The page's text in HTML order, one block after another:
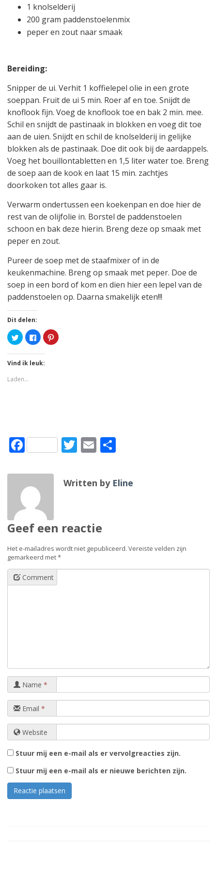
1 knolselderij
200 gram paddenstoelenmix
peper en zout naar smaak
Bereiding:
Snipper de ui. Verhit 1 koffielepel olie in een grote
soeppan. Fruit de ui 5 min. Roer af en toe. Snijdt de
knoflook fijn. Voeg de knoflook toe en bak 2 min. mee.
Schil en snijdt de pastinaak in blokken en voeg dit toe
aan de uien. Snijdt en schil de knolselderij in gelijke
blokken als de pastinaak. Doe dit ook bij de aardappels.
Voeg het bouillontabletten en 1,5 liter water toe. Breng
de soep aan de kook en laat 15 min. zachtjes
doorkoken tot alles gaar is.
Verwarm ondertussen een koekenpan en doe hier de
rest van de olijfolie in. Borstel de paddenstoelen
schoon en bak deze hierin. Breng deze op smaak met
peper en zout.
Pureer de soep met de staafmixer of in de
keukenmachine. Breng op smaak met peper. Doe de
soep in een bord of kom en dien hier een lepel van de
paddenstoelen op. Daarna smakelijk eten!!!
Dit delen:
Klik
om
delen
met
Twitter
in
een
Klik
om
delen
op
Facebook
Klik
om
Vind ik leuk:
Laden…
FacebookTwitter
Email
Written by Eline
Geef een reactie
Het e-mailadres wordt niet gepubliceerd. Vereiste velden zijn
gemarkeerd met*
Comment
Name *
Email *
Website
Stuur mij een e-mail als er vervolgreacties zijn.
Stuur mij een e-mail als er nieuwe berichten zijn.